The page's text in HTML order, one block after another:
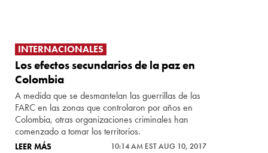
INTERNACIONALES
Los efectos secundarios de la paz en
Colombia
A medida que se desmantelan las guerrillas de las
FARC en las zonas que controlaron por años en
Colombia, otras organizaciones criminales han
comenzado a tomar los territorios.
LEER MÁS 10:14 AM EST AUG 10, 2017